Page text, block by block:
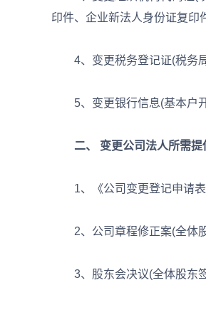
印件、企业新法人身份证复印
4、变更税务登记证(税务
5、变更银行信息(基本户
二、 变更公司法人所需提
1、《公司变更登记申请表
2、公司章程修正案(全体股
3、股东会决议(全体股东